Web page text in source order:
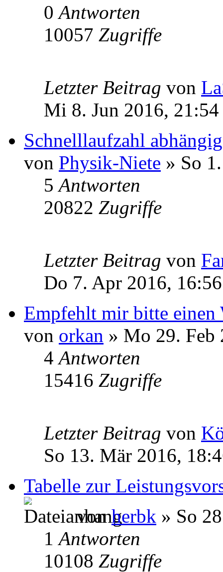
0Antworten
10057 Zugriffe
Letzter Beitrag von
Mi 8. Jun 2016, 21:54
Schnelllaufzahl
von Physik-Niete » So
5Antworten
20822 Zugriffe
Letzter Beitrag von
Do 7. Apr 2016, 16:56
Empfehlt mir bitte einen
von orkan » Mo 29. Feb
4Antworten
15416 Zugriffe
Letzter Beitrag von
So 13. Mär 2016,
Tabelle zur
vonherbk » So
1Antworten
10108 Zugriffe